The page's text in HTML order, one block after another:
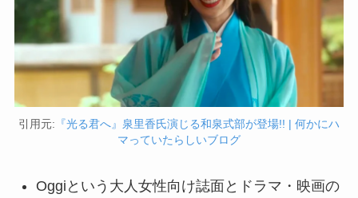
引用元: 『光る君へ』泉里香氏演じる和泉式部が登場!! | 何かにハ
マっていたらしいブログ
Oggiという大人女性向け誌面とドラマ・映画の